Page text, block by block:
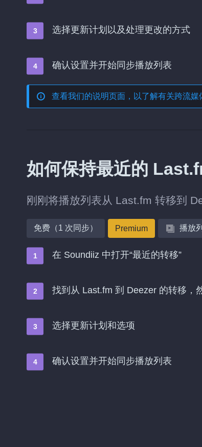
选择更新计划以及处理更改的方式
确认设置并开始同步播放列表
查看我们的说明页面，以了解有关跨流媒
如何保持最近的
刚刚将播放列表从 Last.fm 转移到
免费（1 次同步） Premium 播放
在 Soundiiz 中打开“最近的转移”
找到从 Last.fm 到 Deezer 的转移，
选择更新计划和选项
确认设置并开始同步播放列表